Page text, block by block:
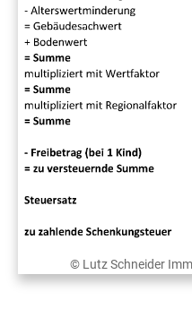
© Lutz Schneider